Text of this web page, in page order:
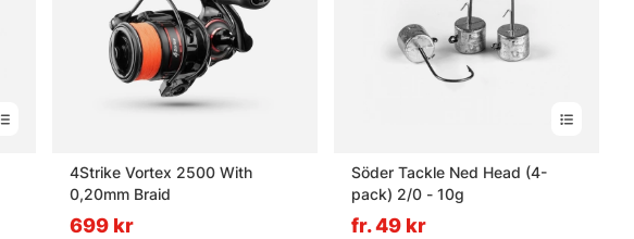
4Strike Vortex 2500 With
0,20mm Braid
699 kr
Söder Tackle Ned Head (4-
pack) 2/0 - 10g
fr. 49 kr